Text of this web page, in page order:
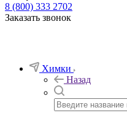
8 (800) 333 2702
Заказать звонок
Химки
Назад